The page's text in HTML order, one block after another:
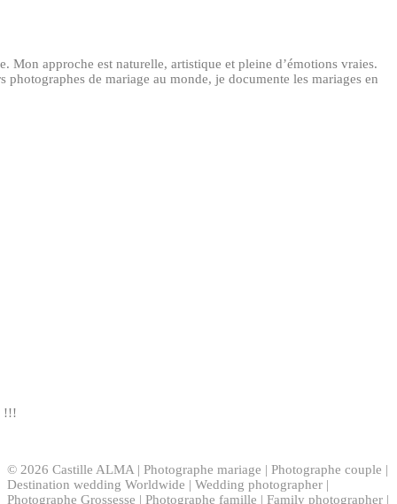
Mon approche est naturelle, artistique et pleine d’émotions vraies.
de mariage au monde, je documente les mariages en
!!!
© 2026 Castille ALMA | Photographe mariage | Photographe couple |
Destination wedding Worldwide | Wedding photographer |
Photographe Grossesse | Photographe famille | Family photographer |